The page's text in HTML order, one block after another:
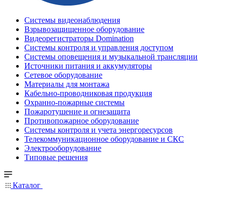
Системы видеонаблюдения
Взрывозащищенное оборудование
Видеорегистраторы Domination
Системы контроля и управления доступом
Системы оповещения и музыкальной трансляции
Источники питания и аккумуляторы
Сетевое оборудование
Материалы для монтажа
Кабельно-проводниковая продукция
Охранно-пожарные системы
Пожаротушение и огнезащита
Противопожарное оборудование
Системы контроля и учета энергоресурсов
Телекоммуникационное оборудование и СКС
Электрооборудование
Типовые решения
Каталог